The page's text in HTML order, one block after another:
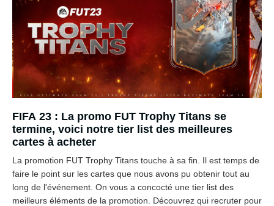
FIFA 23 : La promo FUT Trophy Titans se
termine, voici notre tier list des meilleures
cartes à acheter
La promotion FUT Trophy Titans touche à sa fin. Il est temps de
faire le point sur les cartes que nous avons pu obtenir tout au
long de l'événement. On vous a concocté une tier list des
meilleurs éléments de la promotion. Découvrez qui recruter pour